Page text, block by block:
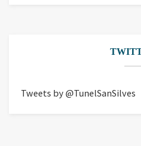
Tweets by @TunelSanSilves